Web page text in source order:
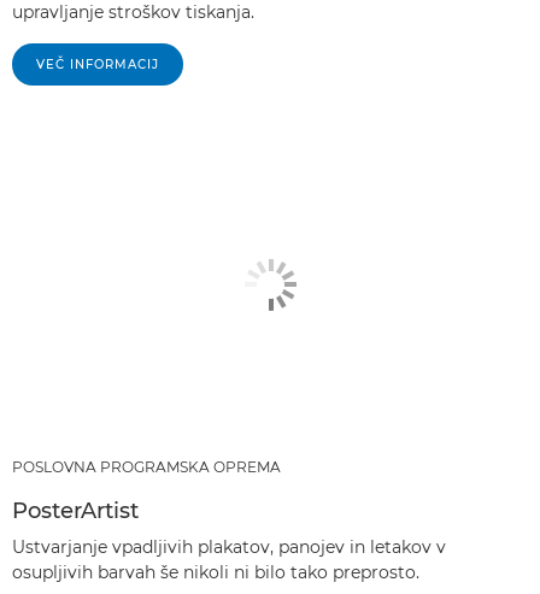
upravljanje stroškov tiskanja.
VEČ INFORMACIJ
POSLOVNA PROGRAMSKA OPREMA
PosterArtist
Ustvarjanje vpadljivih plakatov, panojev in letakov v
osupljivih barvah še nikoli ni bilo tako preprosto.